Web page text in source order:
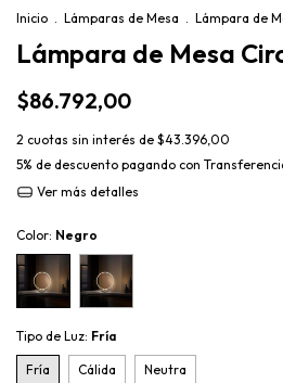
Inicio . Lámparas de Mesa . Lámpara de
Lámpara de Mesa
$86.792,00
2 cuotas sin interés de $43.396,00
5% de descuento pagando con
Ver más detalles
Color: Negro
Tipo de Luz: Fría
Fría Cálida Neutra